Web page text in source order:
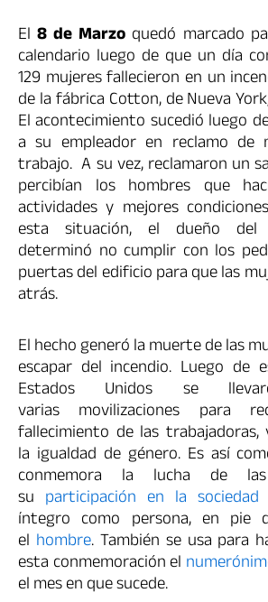
El 8 de Marzo quedó marcado
calendario luego de que un día
129 mujeres fallecieron en un
de la fábrica Cotton, de Nueva
El acontecimiento sucedió luego
a su empleador en reclamo de
trabajo. A su vez, reclamaron un
percibían los hombres que
actividades y mejores
esta situación, el dueño del
determinó no cumplir con los
puertas del edificio para que las
atrás.
El hecho generó la muerte de las
escapar del incendio. Luego de
Estados Unidos se
varias movilizaciones para
fallecimiento de las
la igualdad de género. Es así
conmemora la lucha de
su participación en la sociedad
íntegro como persona, en pie
el hombre. También se usa para
esta conmemoración el
el mes en que sucede.